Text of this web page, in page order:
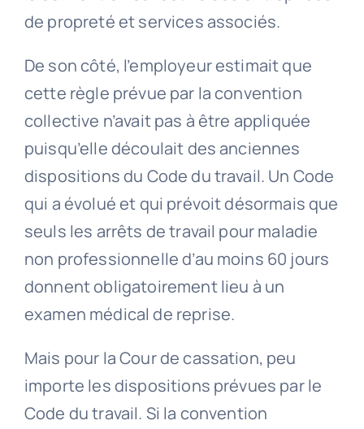
de propreté et services associés.
De son côté, l’employeur estimait que
cette règle prévue par la convention
collective n’avait pas à être appliquée
puisqu’elle découlait des anciennes
dispositions du Code du travail. Un Code
qui a évolué et qui prévoit désormais que
seuls les arrêts de travail pour maladie
non professionnelle d’au moins 60 jours
donnent obligatoirement lieu à un
examen médical de reprise.
Mais pour la Cour de cassation, peu
importe les dispositions prévues par le
Code du travail. Si la convention